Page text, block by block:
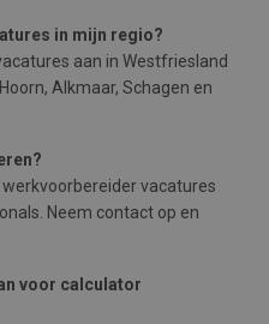
in mijn regio?
aan in Westfriesland
Alkmaar, Schagen en
vacatures
Neem contact op en
voor calculator